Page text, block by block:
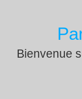
Bienvenue